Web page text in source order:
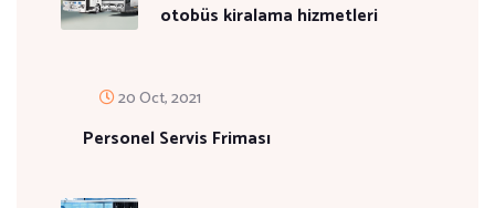
otobüs kiralama hizmetleri
20 Oct, 2021
Personel Servis Friması